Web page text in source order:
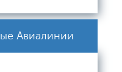
Авиалинии